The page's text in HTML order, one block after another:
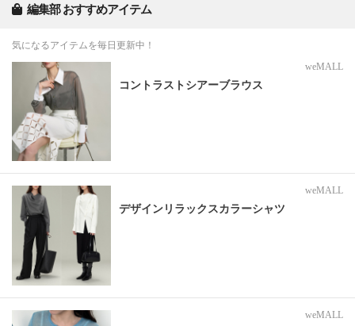
編集部 おすすめアイテム
気になるアイテムを毎日更新中！
weMALL
コントラストシアーブラウス
weMALL
デザインリラックスカラーシャツ
weMALL